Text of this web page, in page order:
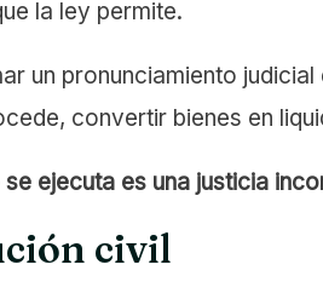
la ley permite.
un pronunciamiento
convertir bienes en
se ejecuta es una justicia
civil